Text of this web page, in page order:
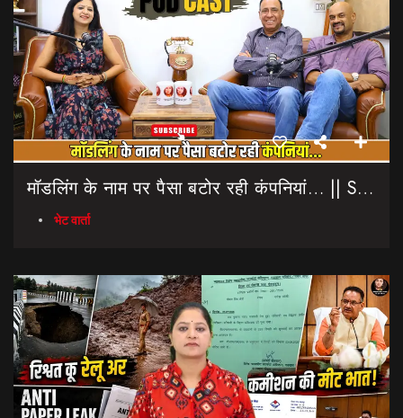
मॉडलिंग के नाम पर पैसा बटोर रही कंपनियां… || Sinmit Communications || Miss Uttarakhand 2026
भेट वार्ता